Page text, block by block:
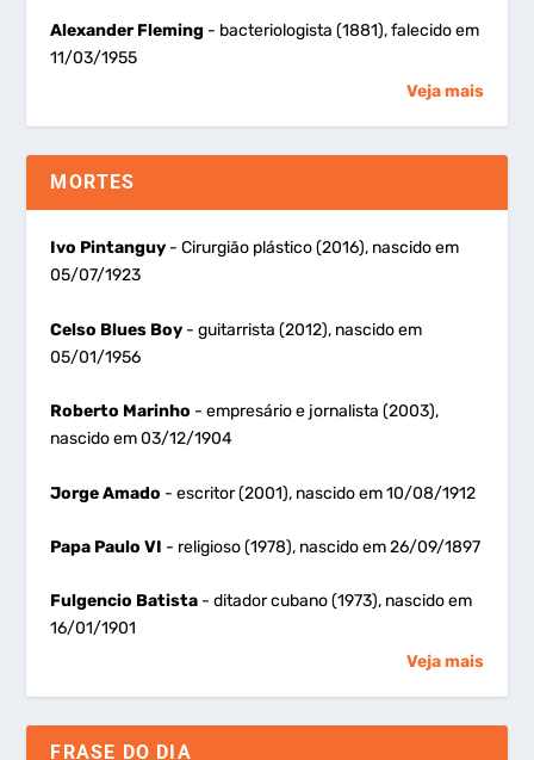
Alexander Fleming - bacteriologista (1881), falecido em
11/03/1955
Veja mais
MORTES
Ivo Pintanguy - Cirurgião plástico (2016), nascido em
05/07/1923
Celso Blues Boy - guitarrista (2012), nascido em
05/01/1956
Roberto Marinho - empresário e jornalista (2003),
nascido em 03/12/1904
Jorge Amado - escritor (2001), nascido em 10/08/1912
Papa Paulo VI - religioso (1978), nascido em 26/09/1897
Fulgencio Batista - ditador cubano (1973), nascido em
16/01/1901
Veja mais
FRASE DO DIA